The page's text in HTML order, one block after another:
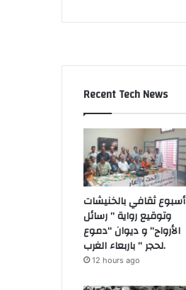
Recent Tech News
أسبوع ثقافي بالخنيشات
وتوقيع رواية ” رسائل
الأرواح” و ديوان “دموع
لحجر ” باربعاء الغرب.
12 hours ago